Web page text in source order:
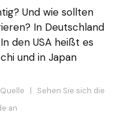
Und wie sollten
In Deutschland
den USA heißt es
und in Japan
| Sehen Sie sich die
an